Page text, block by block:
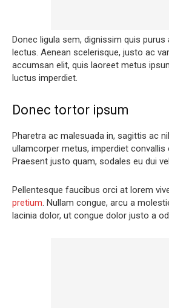
Donec ligula sem, dignissim quis purus
lectus. Aenean scelerisque, justo ac
accumsan elit, quis laoreet metus
luctus imperdiet.
Donec tortor ipsum
Pharetra ac malesuada in, sagittis ac
ullamcorper metus, imperdiet convallis
Praesent justo quam, sodales eu dui
Pellentesque faucibus orci at lorem
pretium. Nullam congue, arcu a
lacinia dolor, ut congue dolor justo a